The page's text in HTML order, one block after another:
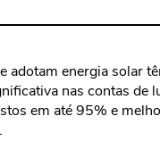
adotam energia solar
nas contas de
em até 95% e